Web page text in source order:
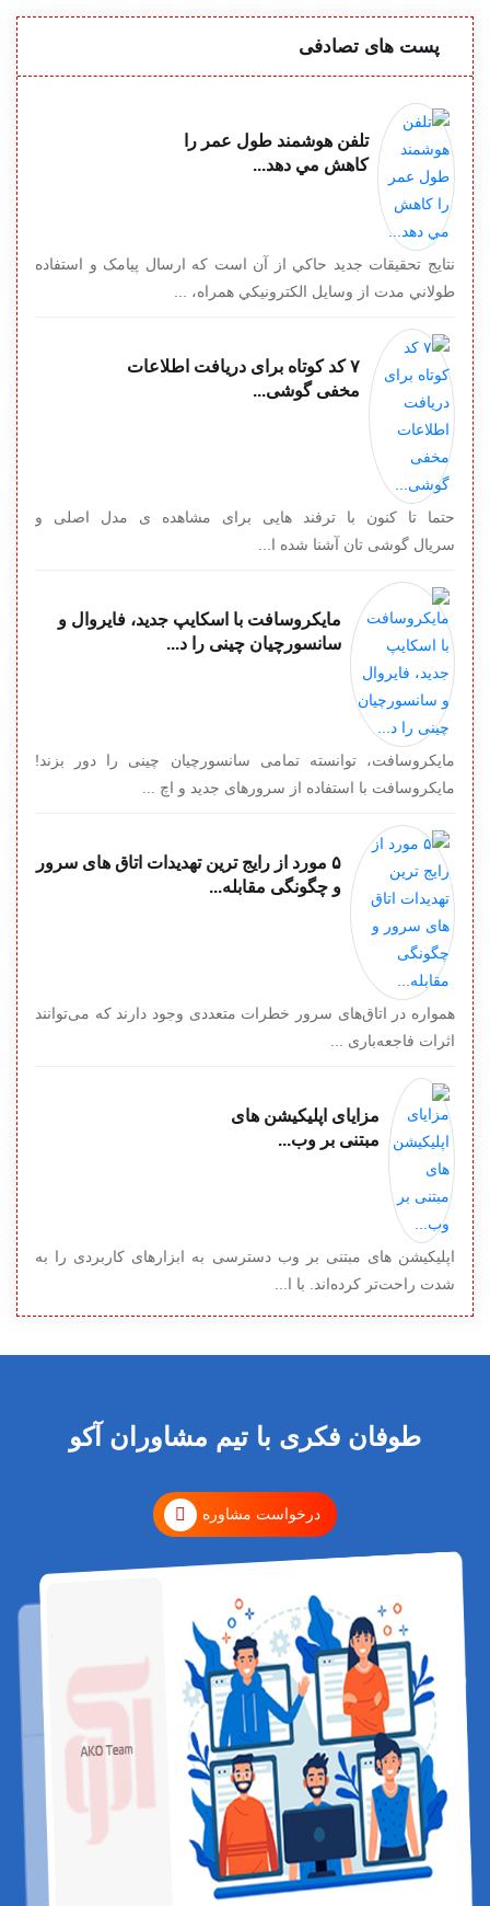
پست های تصادفی
تلفن هوشمند طول عمر را
کاهش مي دهد...
نتايج تحقيقات جديد حاکي از آن است که ارسال پيامک و استفاده
طولاني مدت از وسايل الکترونيکي همراه، ...
۷ کد کوتاه برای دریافت اطلاعات
مخفی گوشی...
حتما تا کنون با ترفند هایی برای مشاهده ی مدل اصلی و
سریال گوشی تان آشنا شده ا...
مایکروسافت با اسکایپ جدید، فایروال و
سانسورچیان چینی را د...
مایکروسافت، توانسته تمامی سانسورچیان چینی را دور بزند!
مایکروسافت با استفاده از سرورهای جدید و اچ ...
۵ مورد از رایج ترین تهدیدات اتاق های سرور
و چگونگی مقابله...
همواره در اتاق‌های سرور خطرات متعددی وجود دارند که می‌توانند
اثرات فاجعه‌باری ...
مزایای اپلیکیشن‌ های
مبتنی بر وب...
اپلیکیشن‌ های مبتنی بر وب دسترسی به ابزارهای کاربردی را به
شدت راحت‌تر کرده‌اند. با ا...
طوفان فکری با تیم مشاوران آکو
درخواست مشاوره